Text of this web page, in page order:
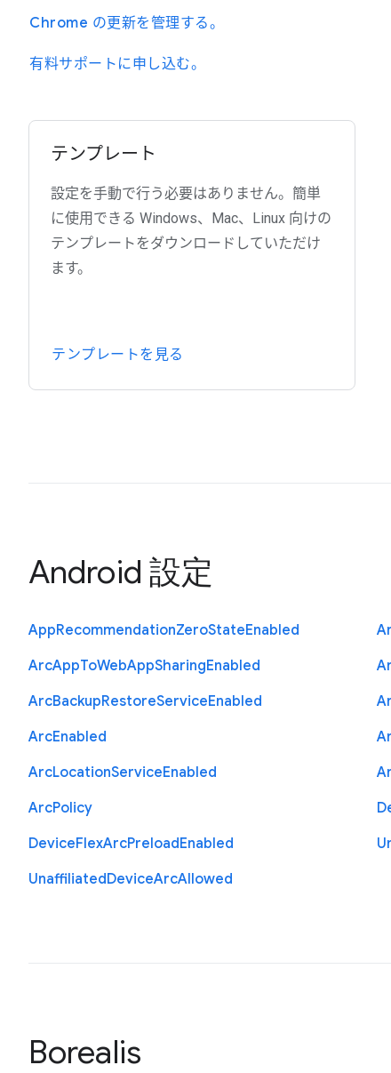
Chrome の更新を管理する。
有料サポートに申し込む。
テンプレート
設定を手動で行う必要はありません。簡単
に使用できる Windows、Mac、Linux 向けの
テンプレートをダウンロードしていただけ
ます。
テンプレートを見る
Android 設定
AppRecommendationZeroStateEnabled
ArcAppToWebAppSharingEnabled
ArcBackupRestoreServiceEnabled
ArcEnabled
ArcLocationServiceEnabled
ArcPolicy
DeviceFlexArcPreloadEnabled
UnaffiliatedDeviceArcAllowed
Borealis